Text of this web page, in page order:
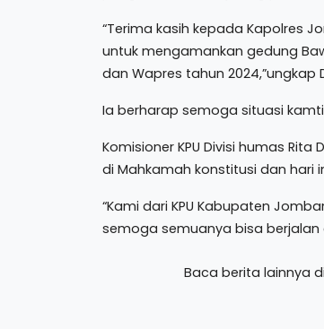
“Terima kasih kepada Kapolres
untuk mengamankan gedung
dan Wapres tahun 2024,”ungkap
Ia berharap semoga situasi
Komisioner KPU Divisi humas
di Mahkamah konstitusi dan hari
“Kami dari KPU Kabupaten
semoga semuanya bisa
Baca berita lainnya di